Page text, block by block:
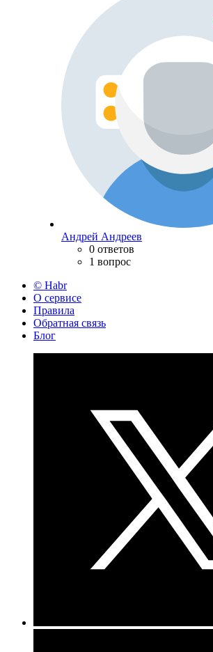
Андрей Андреев
0 ответов
1 вопрос
© Habr
О сервисе
Правила
Обратная связь
Блог